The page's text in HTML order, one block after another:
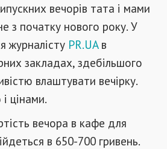
вечорів тата і мами
з початку нового року. У
журналісту PR.UAв
закладах, здебільшого
влаштувати вечірку.
цінами.
вечора в кафе для
в 650-700 гривень.